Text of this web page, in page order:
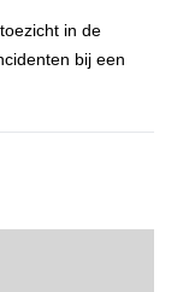
in de
bij een